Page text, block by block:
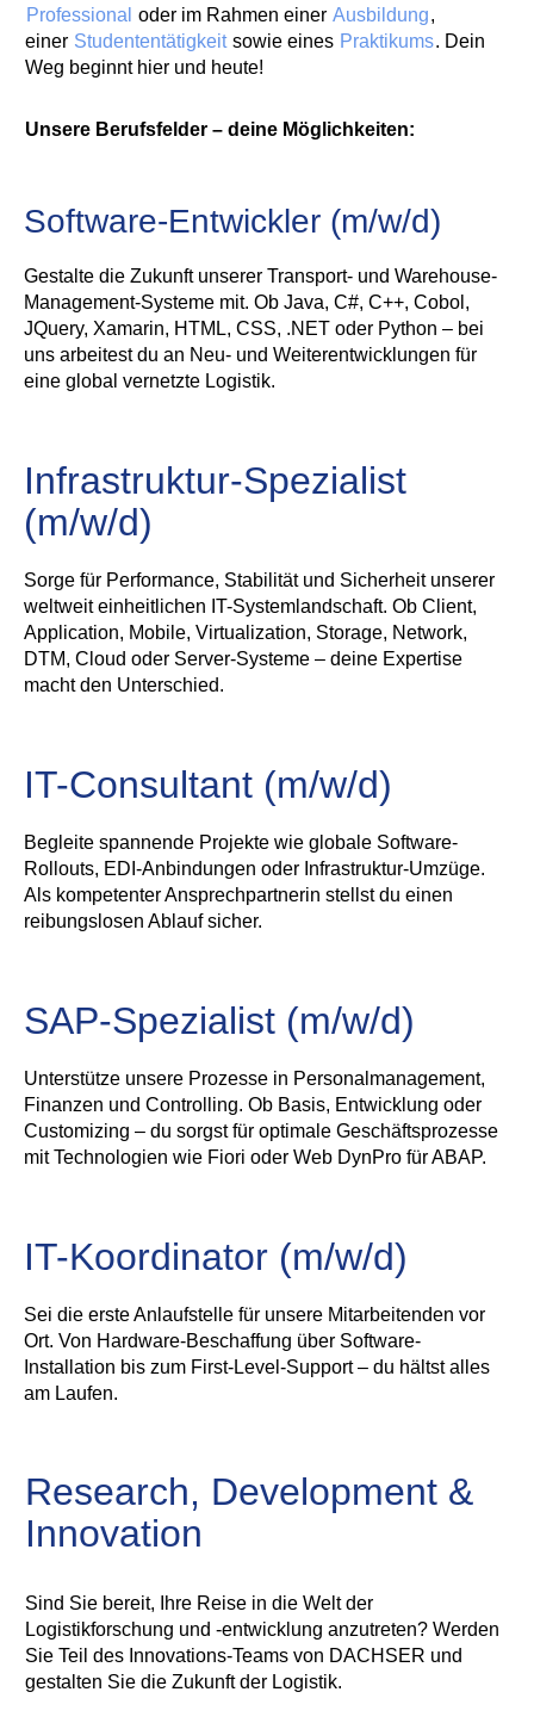
Professional oder im Rahmen einer Ausbildung,
einer Studententätigkeit sowie eines Praktikums. Dein
Weg beginnt hier und heute!
Unsere Berufsfelder – deine Möglichkeiten:
Software-Entwickler (m/w/d)
Gestalte die Zukunft unserer Transport- und Warehouse-
Management-Systeme mit. Ob Java, C#, C++, Cobol,
JQuery, Xamarin, HTML, CSS, .NET oder Python – bei
uns arbeitest du an Neu- und Weiterentwicklungen für
eine global vernetzte Logistik.
Infrastruktur-Spezialist
(m/w/d)
Sorge für Performance, Stabilität und Sicherheit unserer
weltweit einheitlichen IT-Systemlandschaft. Ob Client,
Application, Mobile, Virtualization, Storage, Network,
DTM, Cloud oder Server-Systeme – deine Expertise
macht den Unterschied.
IT-Consultant (m/w/d)
Begleite spannende Projekte wie globale Software-
Rollouts, EDI-Anbindungen oder Infrastruktur-Umzüge.
Als kompetenter Ansprechpartnerin stellst du einen
reibungslosen Ablauf sicher.
SAP-Spezialist (m/w/d)
Unterstütze unsere Prozesse in Personalmanagement,
Finanzen und Controlling. Ob Basis, Entwicklung oder
Customizing – du sorgst für optimale Geschäftsprozesse
mit Technologien wie Fiori oder Web DynPro für ABAP.
IT-Koordinator (m/w/d)
Sei die erste Anlaufstelle für unsere Mitarbeitenden vor
Ort. Von Hardware-Beschaffung über Software-
Installation bis zum First-Level-Support – du hältst alles
am Laufen.
Research, Development &
Innovation
Sind Sie bereit, Ihre Reise in die Welt der
Logistikforschung und -entwicklung anzutreten? Werden
Sie Teil des Innovations-Teams von DACHSER und
gestalten Sie die Zukunft der Logistik.